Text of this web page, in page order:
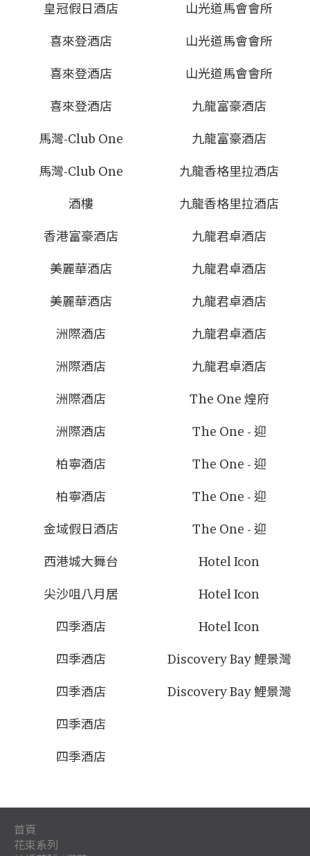
皇冠假日酒店
喜來登酒店
喜來登酒店
喜來登酒店
馬灣-Club One
馬灣-Club One
酒樓
香港富豪酒店
美麗華酒店
美麗華酒店
洲際酒店
洲際酒店
洲際酒店
洲際酒店
柏寧酒店
柏寧酒店
金域假日酒店
西港城大舞台
尖沙咀八月居
四季酒店
四季酒店
四季酒店
四季酒店
四季酒店
山光道馬會會所
山光道馬會會所
山光道馬會會所
九龍富豪酒店
九龍富豪酒店
九龍香格里拉酒店
九龍香格里拉酒店
九龍君卓酒店
九龍君卓酒店
九龍君卓酒店
九龍君卓酒店
九龍君卓酒店
The One 煌府
The One - 迎
The One - 迎
The One - 迎
The One - 迎
Hotel Icon
Hotel Icon
Hotel Icon
Discovery Bay 鯉景灣
Discovery Bay 鯉景灣
首頁
花束系列